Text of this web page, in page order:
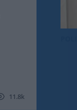
11.8k